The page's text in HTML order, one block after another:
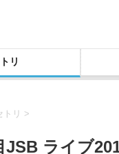
リ
トリ >
JSB ライブ